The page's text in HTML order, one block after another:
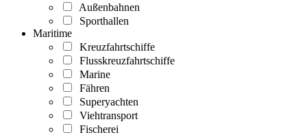
Außenbahnen
Sporthallen
Maritime
Kreuzfahrtschiffe
Flusskreuzfahrtschiffe
Marine
Fähren
Superyachten
Viehtransport
Fischerei